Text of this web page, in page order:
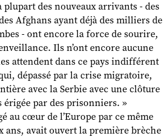
plupart des nouveaux arrivants - des
Afghans ayant déjà des milliers de
- ont encore la force de sourire,
Ils n’ont encore aucune
attendent dans ce pays indifférent
dépassé par la crise migratoire,
avec la Serbie avec une clôture
érigée par des prisonniers. »
au cœur de l’Europe par ce même
ans, avait ouvert la première brèche